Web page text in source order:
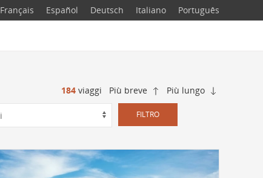
Français Español Deutsch Italiano Português
184 viaggi Più breve Più lungo
FILTRO